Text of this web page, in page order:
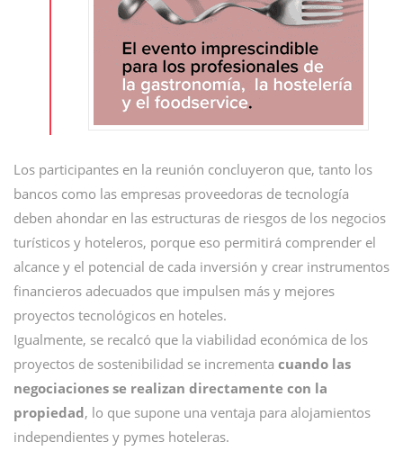
Los participantes en la reunión concluyeron que, tanto los
bancos como las empresas proveedoras de tecnología
deben ahondar en las estructuras de riesgos de los negocios
turísticos y hoteleros, porque eso permitirá comprender el
alcance y el potencial de cada inversión y crear instrumentos
financieros adecuados que impulsen más y mejores
proyectos tecnológicos en hoteles.
Igualmente, se recalcó que la viabilidad económica de los
proyectos de sostenibilidad se incrementa cuando las
negociaciones se realizan directamente con la
propiedad, lo que supone una ventaja para alojamientos
independientes y pymes hoteleras.